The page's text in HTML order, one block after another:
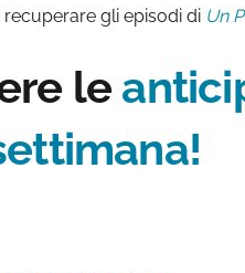
gli episodi di Un
le